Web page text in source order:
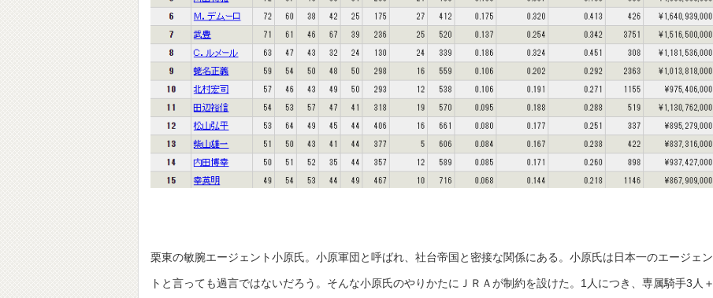
栗東の敏腕エージェント小原氏。小原軍団と呼ばれ、社台帝国と密接な関係にある。小原氏は日本一のエージェン
トと言っても過言ではないだろう。そんな小原氏のやりかたにＪＲＡが制約を設けた。1人につき、専属騎手3人＋